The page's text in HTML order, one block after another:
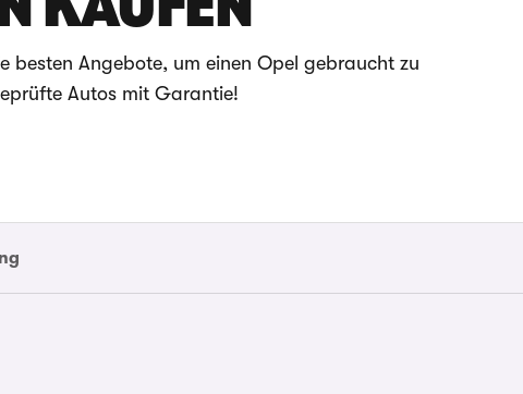
Angebote, um einen Opel gebraucht zu
Autos mit Garantie!